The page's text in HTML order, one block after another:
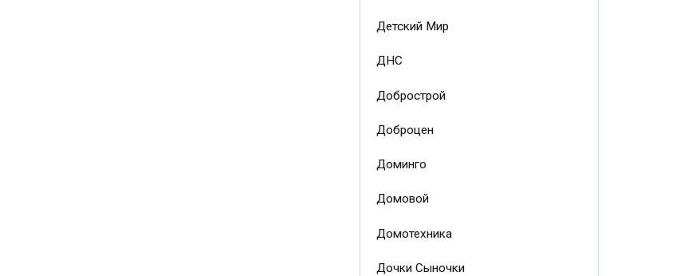
Детский Мир
ДНС
Добрострой
Доброцен
Доминго
Домовой
Домотехника
Дочки Сыночки